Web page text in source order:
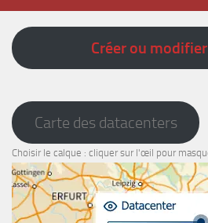
Créer ou
Carte des datacenters
Choisir le calque : cliquer sur l'œil pour